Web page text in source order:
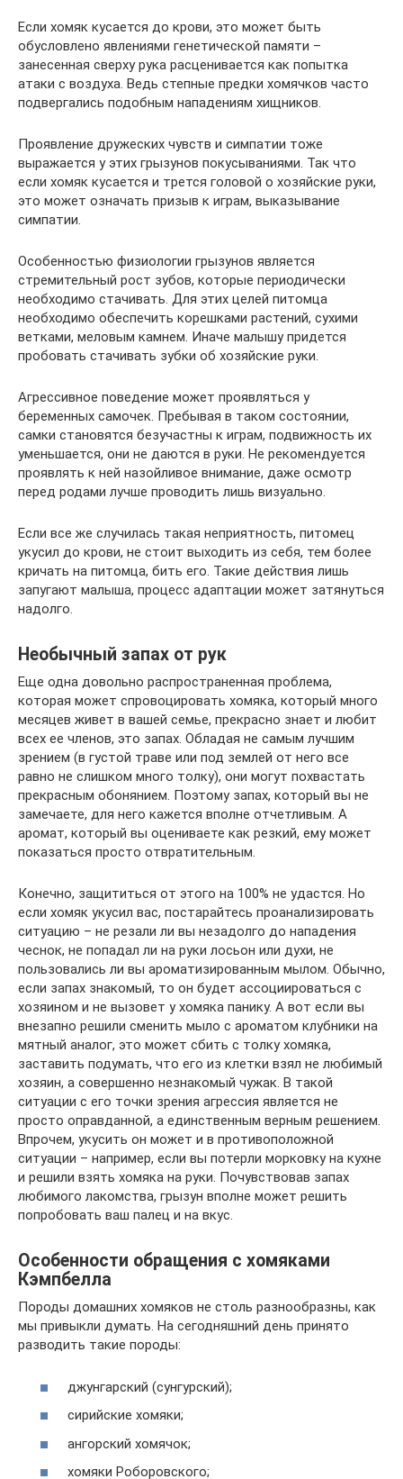
Если хомяк кусается до крови, это может быть
обусловлено явлениями генетической памяти –
занесенная сверху рука расценивается как попытка
атаки с воздуха. Ведь степные предки хомячков часто
подвергались подобным нападениям хищников.
Проявление дружеских чувств и симпатии тоже
выражается у этих грызунов покусываниями. Так что
если хомяк кусается и трется головой о хозяйские руки,
это может означать призыв к играм, выказывание
симпатии.
Особенностью физиологии грызунов является
стремительный рост зубов, которые периодически
необходимо стачивать. Для этих целей питомца
необходимо обеспечить корешками растений, сухими
ветками, меловым камнем. Иначе малышу придется
пробовать стачивать зубки об хозяйские руки.
Агрессивное поведение может проявляться у
беременных самочек. Пребывая в таком состоянии,
самки становятся безучастны к играм, подвижность их
уменьшается, они не даются в руки. Не рекомендуется
проявлять к ней назойливое внимание, даже осмотр
перед родами лучше проводить лишь визуально.
Если все же случилась такая неприятность, питомец
укусил до крови, не стоит выходить из себя, тем более
кричать на питомца, бить его. Такие действия лишь
запугают малыша, процесс адаптации может затянуться
надолго.
Необычный запах от рук
Еще одна довольно распространенная проблема,
которая может спровоцировать хомяка, который много
месяцев живет в вашей семье, прекрасно знает и любит
всех ее членов, это запах. Обладая не самым лучшим
зрением (в густой траве или под землей от него все
равно не слишком много толку), они могут похвастать
прекрасным обонянием. Поэтому запах, который вы не
замечаете, для него кажется вполне отчетливым. А
аромат, который вы оцениваете как резкий, ему может
показаться просто отвратительным.
Конечно, защититься от этого на 100% не удастся. Но
если хомяк укусил вас, постарайтесь проанализировать
ситуацию – не резали ли вы незадолго до нападения
чеснок, не попадал ли на руки лосьон или духи, не
пользовались ли вы ароматизированным мылом. Обычно,
если запах знакомый, то он будет ассоциироваться с
хозяином и не вызовет у хомяка панику. А вот если вы
внезапно решили сменить мыло с ароматом клубники на
мятный аналог, это может сбить с толку хомяка,
заставить подумать, что его из клетки взял не любимый
хозяин, а совершенно незнакомый чужак. В такой
ситуации с его точки зрения агрессия является не
просто оправданной, а единственным верным решением.
Впрочем, укусить он может и в противоположной
ситуации – например, если вы потерли морковку на кухне
и решили взять хомяка на руки. Почувствовав запах
любимого лакомства, грызун вполне может решить
попробовать ваш палец и на вкус.
Особенности обращения с хомяками
Кэмпбелла
Породы домашних хомяков не столь разнообразны, как
мы привыкли думать. На сегодняшний день принято
разводить такие породы:
джунгарский (сунгурский);
сирийские хомяки;
ангорский хомячок;
хомяки Роборовского;